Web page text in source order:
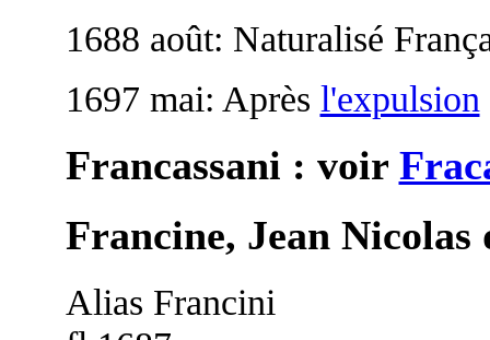
1688 août: Naturalisé
1697 mai: Après l'expulsion
Francassani : voir
Francine, Jean Nicolas
Alias Francini